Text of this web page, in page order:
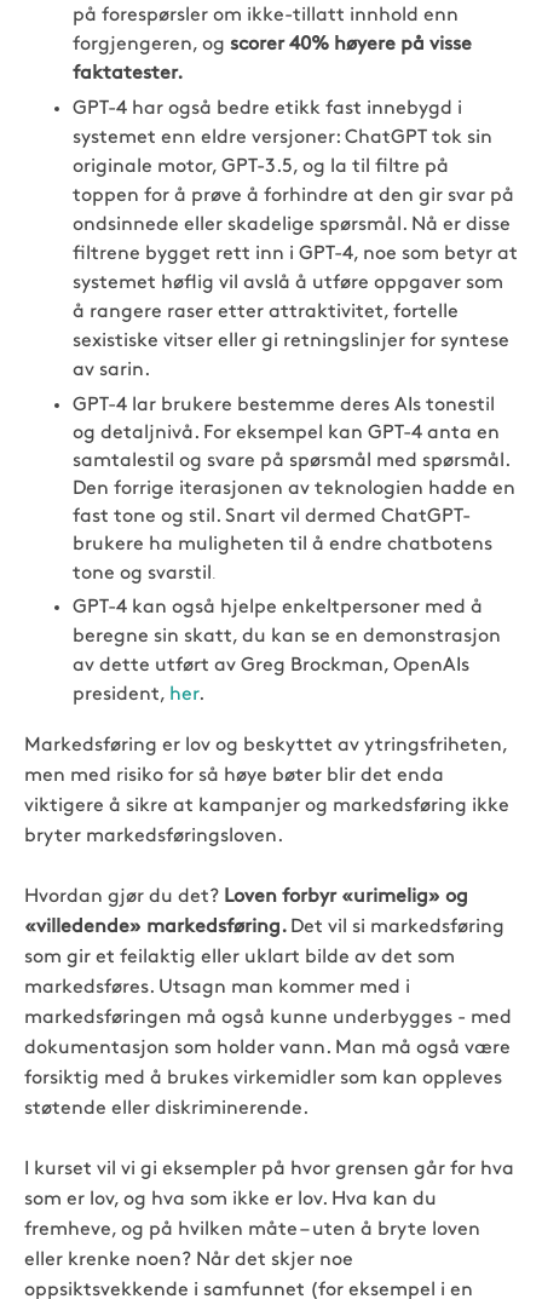
på forespørsler om ikke-tillatt innhold enn
forgjengeren, og scorer 40% høyere på visse
faktatester.
GPT-4 har også bedre etikk fast innebygd i
systemet enn eldre versjoner: ChatGPT tok sin
originale motor, GPT-3.5, og la til filtre på
toppen for å prøve å forhindre at den gir svar på
ondsinnede eller skadelige spørsmål. Nå er disse
filtrene bygget rett inn i GPT-4, noe som betyr at
systemet høflig vil avslå å utføre oppgaver som
å rangere raser etter attraktivitet, fortelle
sexistiske vitser eller gi retningslinjer for syntese
av sarin.
GPT-4 lar brukere bestemme deres AIs tonestil
og detaljnivå. For eksempel kan GPT-4 anta en
samtalestil og svare på spørsmål med spørsmål.
Den forrige iterasjonen av teknologien hadde en
fast tone og stil. Snart vil dermed ChatGPT-
brukere ha muligheten til å endre chatbotens
tone og svarstil .
GPT-4 kan også hjelpe enkeltpersoner med å
beregne sin skatt, du kan se en demonstrasjon
av dette utført av Greg Brockman, OpenAIs
president, her.
Markedsføring er lov og beskyttet av ytringsfriheten,
men med risiko for så høye bøter blir det enda
viktigere å sikre at kampanjer og markedsføring ikke
bryter markedsføringsloven.
Hvordan gjør du det? Loven forbyr «urimelig» og
«villedende» markedsføring. Det vil si markedsføring
som gir et feilaktig eller uklart bilde av det som
markedsføres. Utsagn man kommer med i
markedsføringen må også kunne underbygges - med
dokumentasjon som holder vann. Man må også være
forsiktig med å brukes virkemidler som kan oppleves
støtende eller diskriminerende.
I kurset vil vi gi eksempler på hvor grensen går for hva
som er lov, og hva som ikke er lov. Hva kan du
fremheve, og på hvilken måte – uten å bryte loven
eller krenke noen? Når det skjer noe
oppsiktsvekkende i samfunnet (for eksempel i en